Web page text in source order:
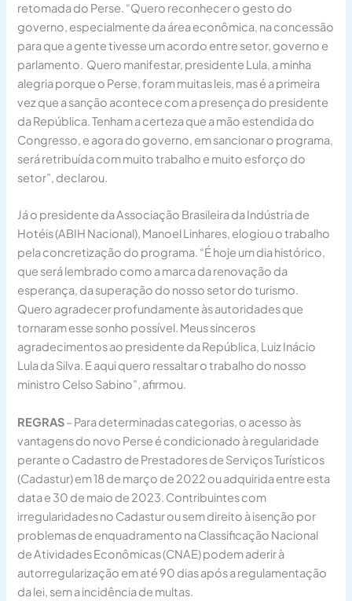
retomada do Perse. “Quero reconhecer o gesto do
governo, especialmente da área econômica, na concessão
para que a gente tivesse um acordo entre setor, governo e
parlamento. Quero manifestar, presidente Lula, a minha
alegria porque o Perse, foram muitas leis, mas é a primeira
vez que a sanção acontece com a presença do presidente
da República. Tenham a certeza que a mão estendida do
Congresso, e agora do governo, em sancionar o programa,
será retribuída com muito trabalho e muito esforço do
setor”, declarou.
Já o presidente da Associação Brasileira da Indústria de
Hotéis (ABIH Nacional), Manoel Linhares, elogiou o trabalho
pela concretização do programa. “É hoje um dia histórico,
que será lembrado como a marca da renovação da
esperança, da superação do nosso setor do turismo.
Quero agradecer profundamente às autoridades que
tornaram esse sonho possível. Meus sinceros
agradecimentos ao presidente da República, Luiz Inácio
Lula da Silva. E aqui quero ressaltar o trabalho do nosso
ministro Celso Sabino”, afirmou.
REGRAS– Para determinadas categorias, o acesso às
vantagens do novo Perse é condicionado à regularidade
perante o Cadastro de Prestadores de Serviços Turísticos
(Cadastur) em 18 de março de 2022 ou adquirida entre esta
data e 30 de maio de 2023. Contribuintes com
irregularidades no Cadastur ou sem direito à isenção por
problemas de enquadramento na Classificação Nacional
de Atividades Econômicas (CNAE) podem aderir à
autorregularização em até 90 dias após a regulamentação
da lei, sem a incidência de multas.